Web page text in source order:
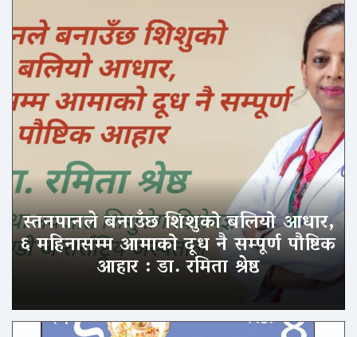
स्तनपानले बनाउँछ शिशुको बलियो आधार,
६ महिनासम्म आमाको दूध नै सम्पूर्ण पौष्टिक
आहार : डा. रमिता श्रेष्ठ